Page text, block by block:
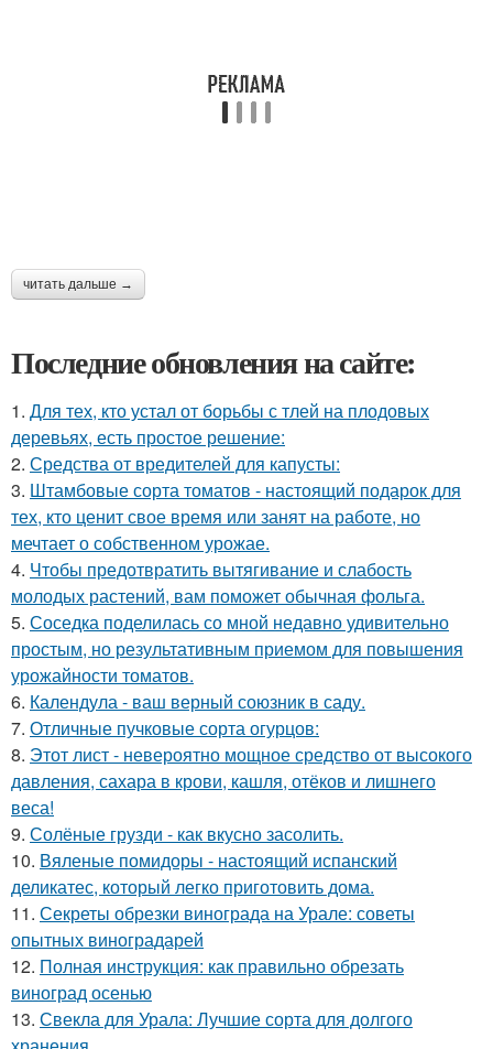
читать дальше →
Последние обновления на сайте:
1. Для тех, кто устал от борьбы с тлей на плодовых
деревьях, есть простое решение:
2. Средства от вредителей для капусты:
3. Штамбовые сорта томатов - настоящий подарок для
тех, кто ценит свое время или занят на работе, но
мечтает о собственном урожае.
4. Чтобы предотвратить вытягивание и слабость
молодых растений, вам поможет обычная фольга.
5. Соседка поделилась со мной недавно удивительно
простым, но результативным приемом для повышения
урожайности томатов.
6. Календула - ваш верный союзник в саду.
7. Отличные пучковые сорта огурцов:
8. Этот лист - невероятно мощное средство от высокого
давления, сахара в крови, кашля, отёков и лишнего
веса!
9. Солёные грузди - как вкусно засолить.
10. Вяленые помидоры - настоящий испанский
деликатес, который легко приготовить дома.
11. Секреты обрезки винограда на Урале: советы
опытных виноградарей
12. Полная инструкция: как правильно обрезать
виноград осенью
13. Свекла для Урала: Лучшие сорта для долгого